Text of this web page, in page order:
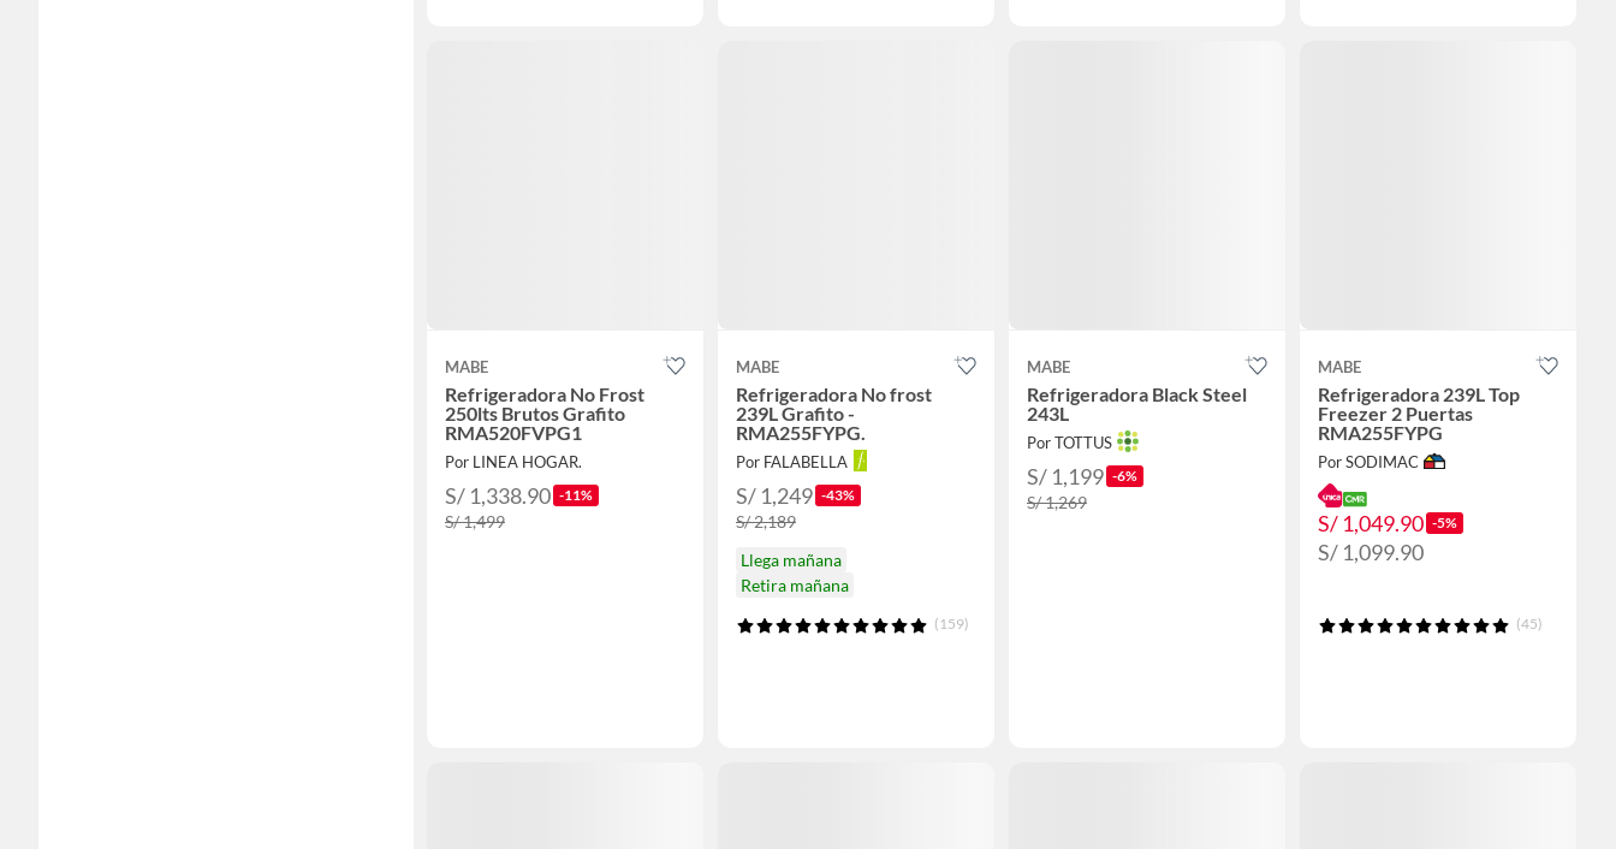
MABE
Refrigeradora No Frost
250lts Brutos Grafito
RMA520FVPG1
Por LINEA HOGAR.
S/ 1,338.90 -11%
S/ 1,499
MABE
Refrigeradora No frost
239L Grafito -
RMA255FYPG.
Por FALABELLA
S/ 1,249 -43%
S/ 2,189
Llega mañana
Retira mañana
(159)
MABE
Refrigeradora Black Steel
243L
Por TOTTUS
S/ 1,199 -6%
S/ 1,269
MABE
Refrigeradora 239L Top
Freezer 2 Puertas
RMA255FYPG
Por SODIMAC
S/ 1,049.90 -5%
S/ 1,099.90
(45)